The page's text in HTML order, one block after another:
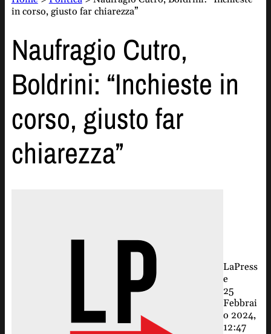
in corso, giusto far chiarezza”
Naufragio Cutro,
Boldrini: “Inchieste in
corso, giusto far
chiarezza”
LaPress
e
25
Febbrai
o 2024,
12:47